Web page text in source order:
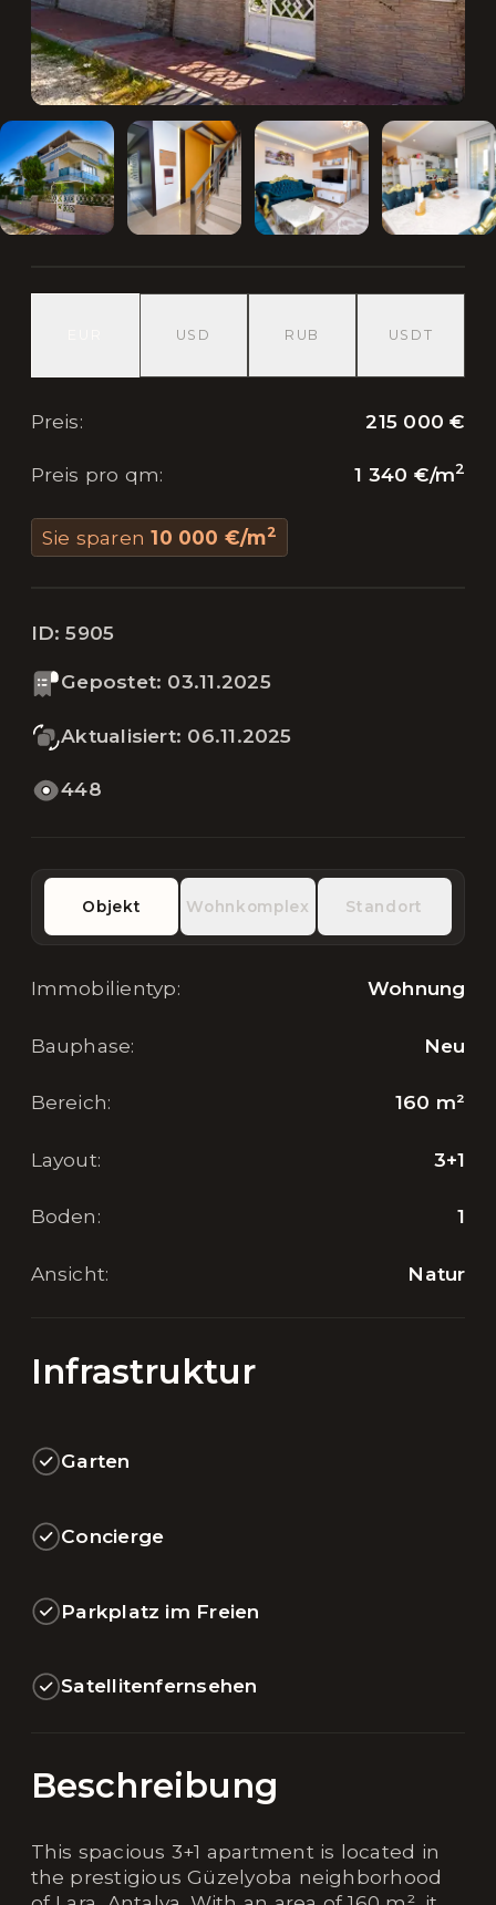
USD RUB USDT
Preis: 215 000 €
Preis pro qm: 1 340 €/m2
Sie sparen 10 000 €/m2
ID:5905
Gepostet: 03.11.2025
Aktualisiert: 06.11.2025
448
Objekt Wohnkomplex Standort
Immobilientyp: Wohnung
Bauphase: Neu
Bereich: 160 m²
Layout: 3+1
Boden: 1
Ansicht: Natur
Infrastruktur
Garten
Concierge
Parkplatz im Freien
Satellitenfernsehen
Beschreibung
This spacious 3+1 apartment is located in
the prestigious Güzelyoba neighborhood